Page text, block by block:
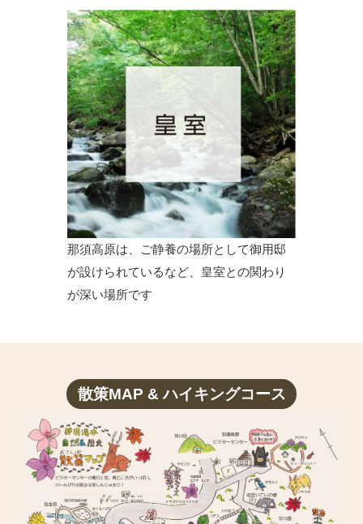
那須高原は、ご静養の場所として御用邸
が設けられているなど、皇室との関わり
が深い場所です
散策MAP & ハイキングコース